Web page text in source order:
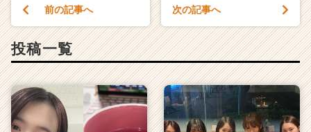
前の記事へ 次の記事へ
投稿一覧